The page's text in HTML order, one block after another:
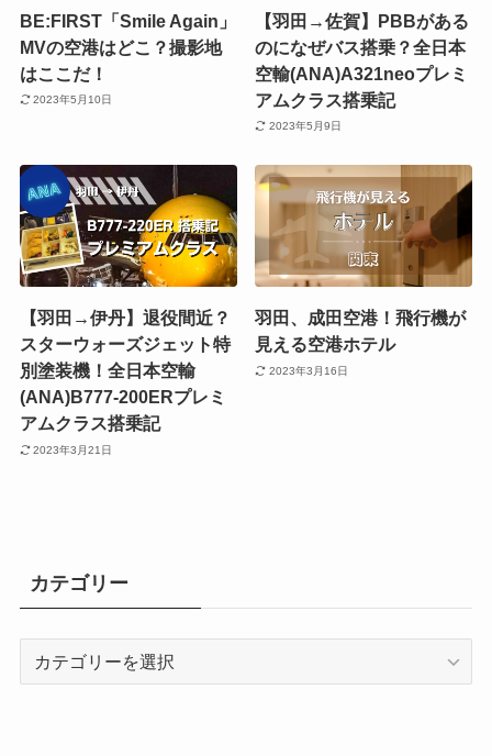
BE:FIRST「Smile Again」
MVの空港はどこ？撮影地
はここだ！
2023年5月10日
【羽田→佐賀】PBBがある
のになぜバス搭乗？全日本
空輸(ANA)A321neoプレミ
アムクラス搭乗記
2023年5月9日
【羽田→伊丹】退役間近？
スターウォーズジェット特
別塗装機！全日本空輸
(ANA)B777-200ERプレミ
アムクラス搭乗記
2023年3月21日
羽田、成田空港！飛行機が
見える空港ホテル
2023年3月16日
カテゴリー